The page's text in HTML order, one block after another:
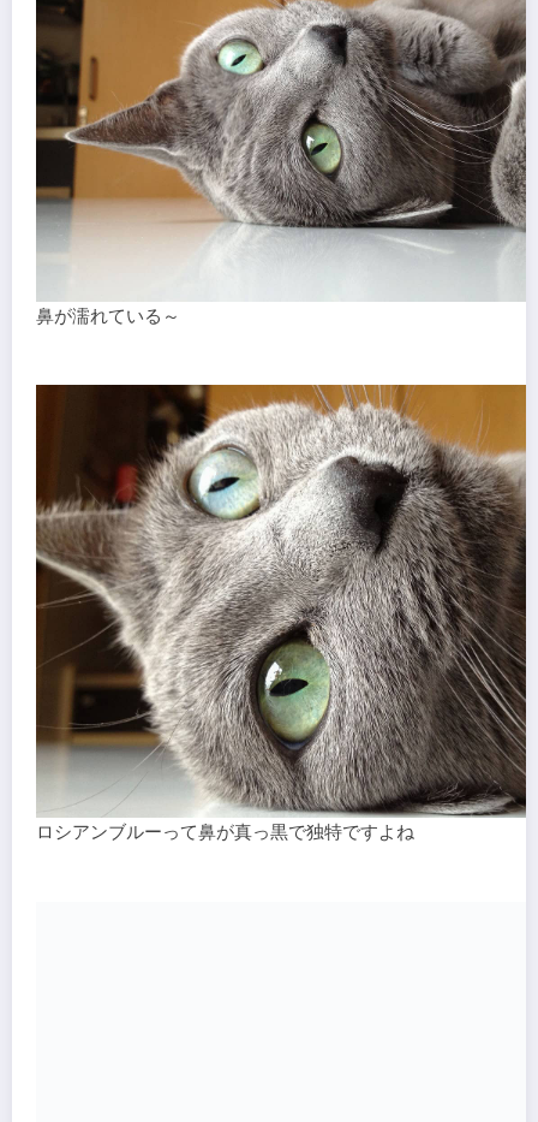
鼻が濡れている～
ロシアンブルーって鼻が真っ黒で独特ですよね